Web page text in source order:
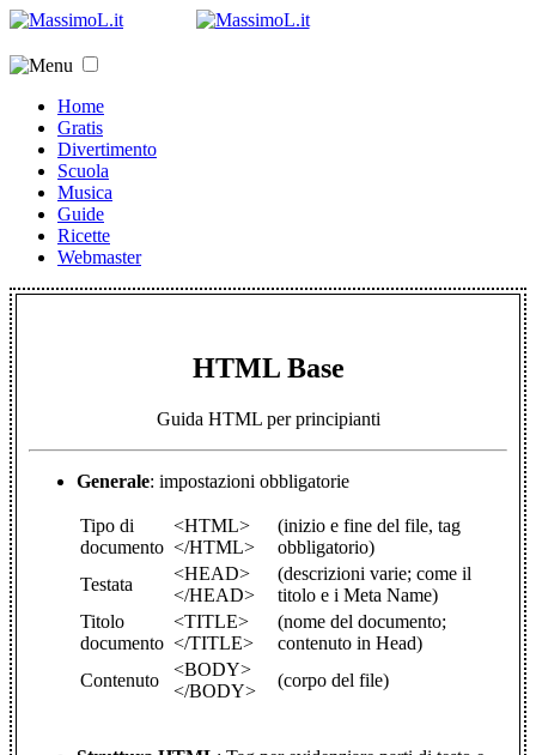
Home
Gratis
Divertimento
Scuola
Musica
Guide
Ricette
Webmaster
HTML Base
Guida HTML per principianti
Generale: impostazioni obbligatorie
Tipo di
documento
<HTML>
</HTML>
(inizio e fine del file, tag
obbligatorio)
Testata
<HEAD>
</HEAD>
(descrizioni varie; come il
titolo e i Meta Name)
Titolo
documento
<TITLE>
</TITLE>
(nome del documento;
contenuto in Head)
Contenuto
<BODY>
</BODY>
(corpo del file)